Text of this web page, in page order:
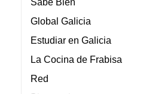
Global Galicia
Estudiar en Galicia
La Cocina de Frabisa
Red